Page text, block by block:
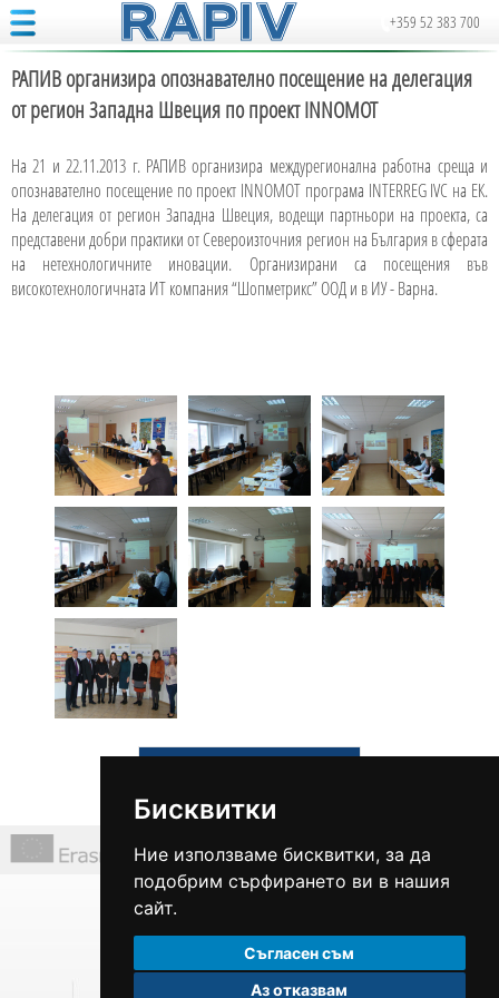
Бисквитки
Ние използваме бисквитки, за да
подобрим сърфирането ви в нашия
сайт.
Съгласен съм
Аз отказвам
+359 52 383 700
РАПИВ организира опознавателно посещение на делегация
от регион Западна Швеция по проект INNOMOT
На 21 и 22.11.2013 г. РАПИВ организира междурегионална работна среща и
опознавателно посещение по проект INNOMOT програма INTERREG IVC на ЕК.
На делегация от регион Западна Швеция, водещи партньори на проекта, са
представени добри практики от Североизточния регион на България в сферата
на нетехнологичните иновации. Организирани са посещения във
високотехнологичната ИТ компания “Шопметрикс” ООД и в ИУ - Варна.
ул. "Професор Асен Златаров" 6, офис 3, гр. Варна
тел.: +359 882 809 178